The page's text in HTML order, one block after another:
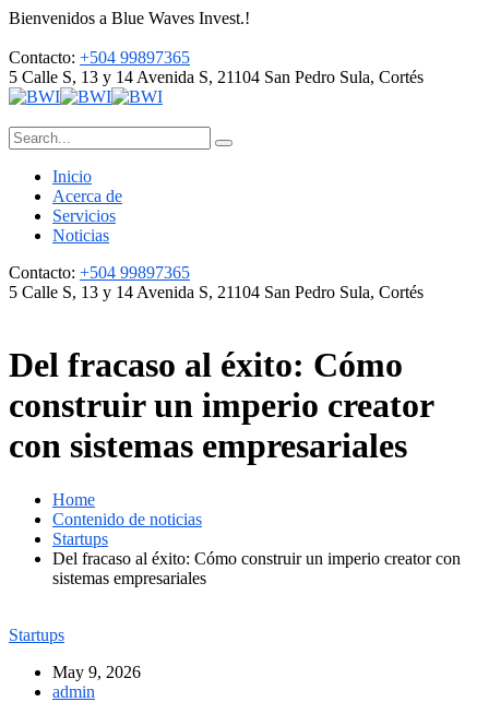
Bienvenidos a Blue Waves Invest.!
Contacto: +504 99897365
5 Calle S, 13 y 14 Avenida S, 21104 San Pedro Sula, Cortés
Inicio
Acerca de
Servicios
Noticias
Contacto: +504 99897365
5 Calle S, 13 y 14 Avenida S, 21104 San Pedro Sula, Cortés
Del fracaso al éxito: Cómo
construir un imperio creator
con sistemas empresariales
Home
Contenido de noticias
Startups
Del fracaso al éxito: Cómo construir un imperio creator con
sistemas empresariales
Startups
May 9, 2026
admin